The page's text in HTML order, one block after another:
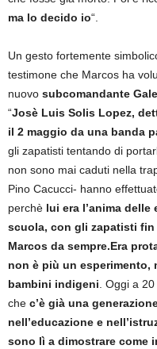
ma lo decido io“.
Un gesto fortemente
testimone che Marcos ha
nuovo subcomandante
“Josè Luis Solis Lopez,
il 2 maggio da una banda
gli zapatisti tentando di
non sono mai caduti nella
Pino Cacucci- hanno
perchè lui era l’anima
scuola, con gli zapatisti
Marcos da sempre.Era
non è più un esperimento,
bambini indigeni. Oggi a
che c’è già una
nell’educazione e
sono lì a dimostrare come